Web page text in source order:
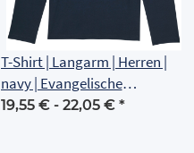
T-Shirt | Langarm | Herren |
navy | Evangelische
Grundschule Erfurt
19,55 € - 22,05 € *